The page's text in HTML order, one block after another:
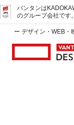
バンタンは
のグループ会社です。
ー デザイン・WEB・